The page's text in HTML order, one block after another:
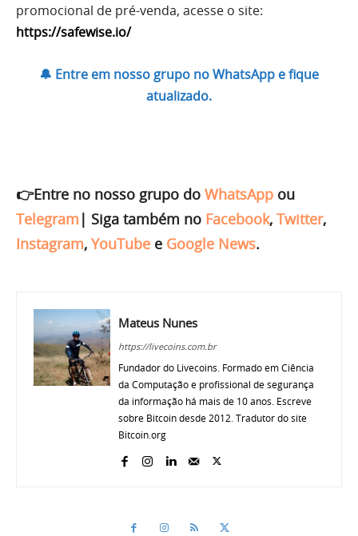
promocional de pré-venda, acesse o site:
https://safewise.io/
🔔 Entre em nosso grupo no WhatsApp e fique
atualizado.
👉Entre no nosso grupo do WhatsApp ou
Telegram | Siga também no Facebook, Twitter,
Instagram, YouTube e Google News.
Mateus Nunes
https://livecoins.com.br
Fundador do Livecoins. Formado em Ciência
da Computação e profissional de segurança
da informação há mais de 10 anos. Escreve
sobre Bitcoin desde 2012. Tradutor do site
Bitcoin.org